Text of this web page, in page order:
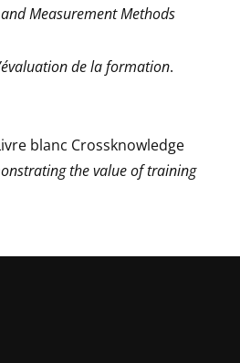
Measurement Methods
de la formation.
blanc Crossknowledge
the value of training